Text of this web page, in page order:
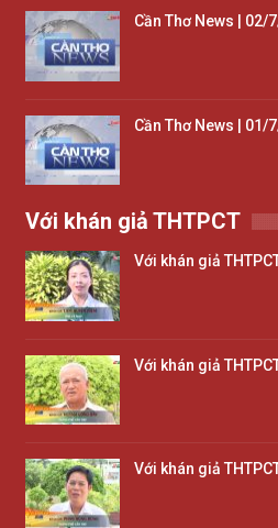
Cần Thơ News | 02/
Cần Thơ News | 01/
Với khán giả THTPCT
Với khán giả
Với khán giả
Với khán giả